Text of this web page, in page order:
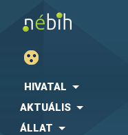
HIVATAL
AKTUÁLIS
ÁLLAT